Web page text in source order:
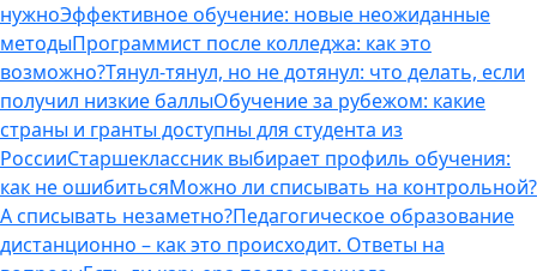
нужноЭффективное обучение: новые неожиданные
методыПрограммист после колледжа: как это
возможно?Тянул-тянул, но не дотянул: что делать, если
получил низкие баллыОбучение за рубежом: какие
страны и гранты доступны для студента из
РоссииСтаршеклассник выбирает профиль обучения:
как не ошибитьсяМожно ли списывать на контрольной?
А списывать незаметно?Педагогическое образование
дистанционно – как это происходит. Ответы на